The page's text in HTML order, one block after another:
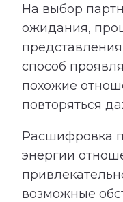
На выбор
ожидания,
способ
похожие
повторяться
Расшифровка
энергии
возможные